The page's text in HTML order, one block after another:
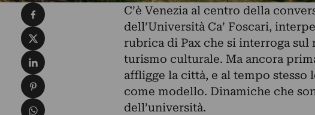
C’è Venezia al centro della
dell’Università Ca’ Foscari,
rubrica di Pax che si interroga
turismo culturale. Ma ancora
affligge la città, e al tempo
come modello. Dinamiche che
dell’università.
Condividi su Facebook
Condividi su X
Condividi su LinkedIn
Condividi su Pinterest
Condividi su WhatsApp